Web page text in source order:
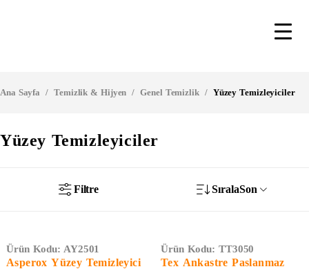
Yüzey Temizleyiciler
Ana Sayfa / Temizlik & Hijyen / Genel Temizlik / Yüzey Temizleyiciler
Filtre SıralaSon
Ürün Kodu: AY2501
Asperox Yüzey Temizleyici
Ürün Kodu: TT3050
Tex Ankastre Paslanmaz